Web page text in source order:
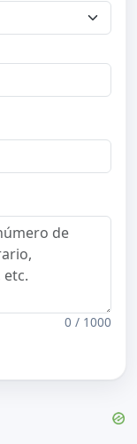
0 / 1000